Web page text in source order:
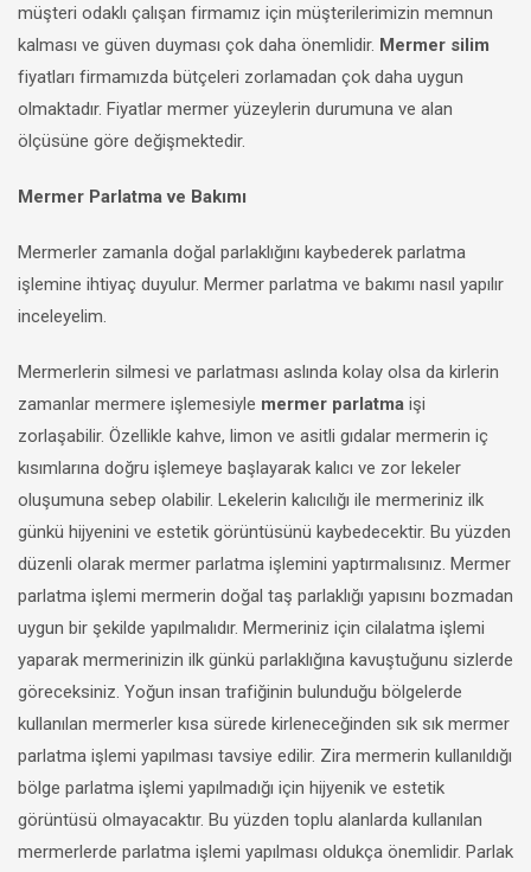
müşteri odaklı çalışan firmamız için müşterilerimizin memnun
kalması ve güven duyması çok daha önemlidir. Mermer silim
fiyatları firmamızda bütçeleri zorlamadan çok daha uygun
olmaktadır. Fiyatlar mermer yüzeylerin durumuna ve alan
ölçüsüne göre değişmektedir.
Mermer Parlatma ve Bakımı
Mermerler zamanla doğal parlaklığını kaybederek parlatma
işlemine ihtiyaç duyulur. Mermer parlatma ve bakımı nasıl yapılır
inceleyelim.
Mermerlerin silmesi ve parlatması aslında kolay olsa da kirlerin
zamanlar mermere işlemesiyle mermer parlatma işi
zorlaşabilir. Özellikle kahve, limon ve asitli gıdalar mermerin iç
kısımlarına doğru işlemeye başlayarak kalıcı ve zor lekeler
oluşumuna sebep olabilir. Lekelerin kalıcılığı ile mermeriniz ilk
günkü hijyenini ve estetik görüntüsünü kaybedecektir. Bu yüzden
düzenli olarak mermer parlatma işlemini yaptırmalısınız. Mermer
parlatma işlemi mermerin doğal taş parlaklığı yapısını bozmadan
uygun bir şekilde yapılmalıdır. Mermeriniz için cilalatma işlemi
yaparak mermerinizin ilk günkü parlaklığına kavuştuğunu sizlerde
göreceksiniz. Yoğun insan trafiğinin bulunduğu bölgelerde
kullanılan mermerler kısa sürede kirleneceğinden sık sık mermer
parlatma işlemi yapılması tavsiye edilir. Zira mermerin kullanıldığı
bölge parlatma işlemi yapılmadığı için hijyenik ve estetik
görüntüsü olmayacaktır. Bu yüzden toplu alanlarda kullanılan
mermerlerde parlatma işlemi yapılması oldukça önemlidir. Parlak